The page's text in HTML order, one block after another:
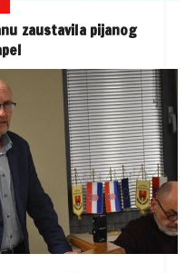
zaustavila pijanog